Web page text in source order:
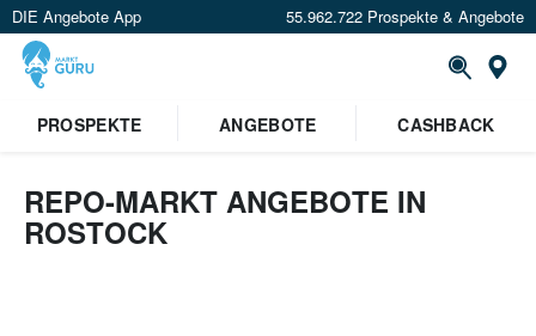
DIE Angebote App 55.962.722 Prospekte & Angebote
PROSPEKTE
ANGEBOTE CASHBACK
REPO-MARKT ANGEBOTE IN
ROSTOCK